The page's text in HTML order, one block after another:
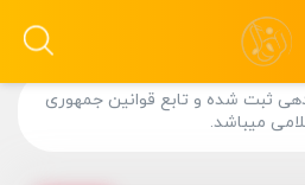
ثبت شده و تابع قوانین جمهوری
میباشد.